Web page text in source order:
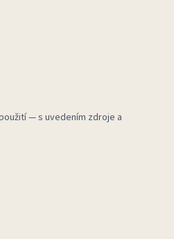
— s uvedením zdroje a